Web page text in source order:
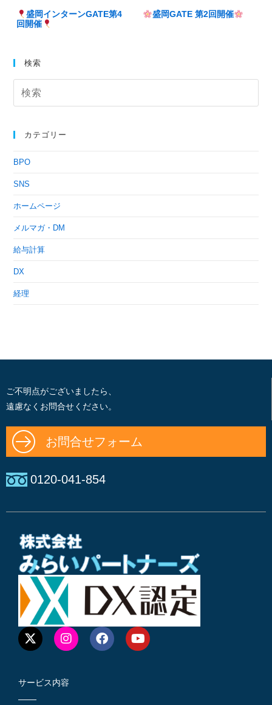
盛岡インターンGATE第4
回開催
盛岡GATE 第2回開催
検索
カテゴリー
BPO
SNS
ホームページ
メルマガ・DM
給与計算
DX
経理
ご不明点がございましたら、
遠慮なくお問合せください。
お問合せフォーム
0120-041-854
サービス内容